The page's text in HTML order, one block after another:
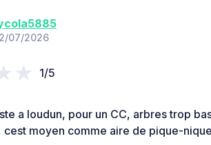
07/2026
1/5
a loudun, pour un CC, arbres trop
cest moyen comme aire de pique-